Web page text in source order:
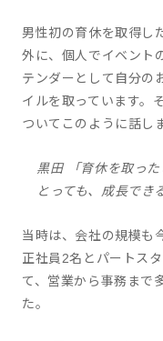
男性初の育休を取得し
外に、個人でイベント
テンダーとして自分の
イルを取っています。
ついてこのように話し
黒田 「育休を取っ
とっても、成長でき
当時は、会社の規模も
正社員2名とパートス
て、営業から事務まで
た。